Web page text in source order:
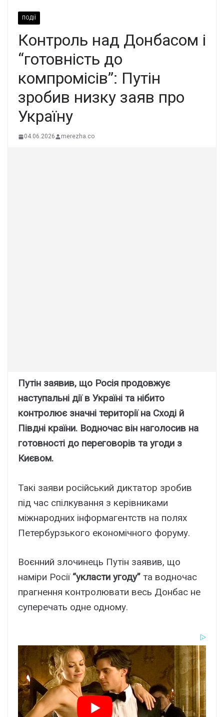
ПОДІЇ
Контроль над Донбасом і
“готовність до
компромісів”: Путін
зробив низку заяв про
Україну
04.06.2026 merezha.co
Путін заявив, що Росія продовжує
наступальні дії в Україні та нібито
контролює значні території на Сході й
Півдні країни. Водночас він наголосив на
готовності до переговорів та угоди з
Києвом.
Такі заяви російський диктатор зробив
під час спілкування з керівниками
міжнародних інформагентств на полях
Петербурзького економічного форуму.
Воєнний злочинець Путін заявив, що
наміри Росії “укласти угоду” та водночас
прагнення контролювати весь Донбас не
суперечать одне одному.